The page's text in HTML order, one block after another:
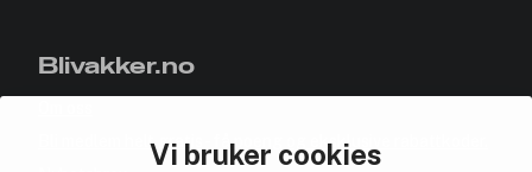
Vi bruker cookies
Blivakker.no
Bli medlem helt gratis - få poeng og eksklusive rabattkoder.